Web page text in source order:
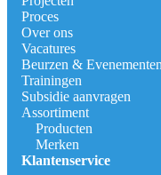
Proces
Over ons
Vacatures
Beurzen & Evenementen
Trainingen
Subsidie aanvragen
Assortiment
Producten
Merken
Klantenservice